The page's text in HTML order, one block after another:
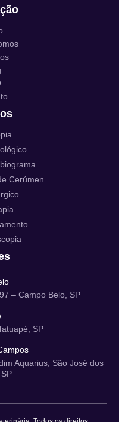
Cerúmen
– Campo Belo, SP
SP
Aquarius, São José dos